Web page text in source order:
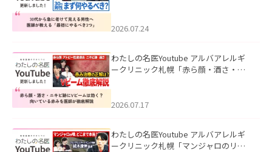
た。
2026.07.24
わたしの名医Youtube アルバアレルギ
ークリニック札幌「赤ら顔・酒さ・ニ
した。
2026.07.17
わたしの名医Youtube アルバアレルギ
ークリニック札幌「マンジャロのリア